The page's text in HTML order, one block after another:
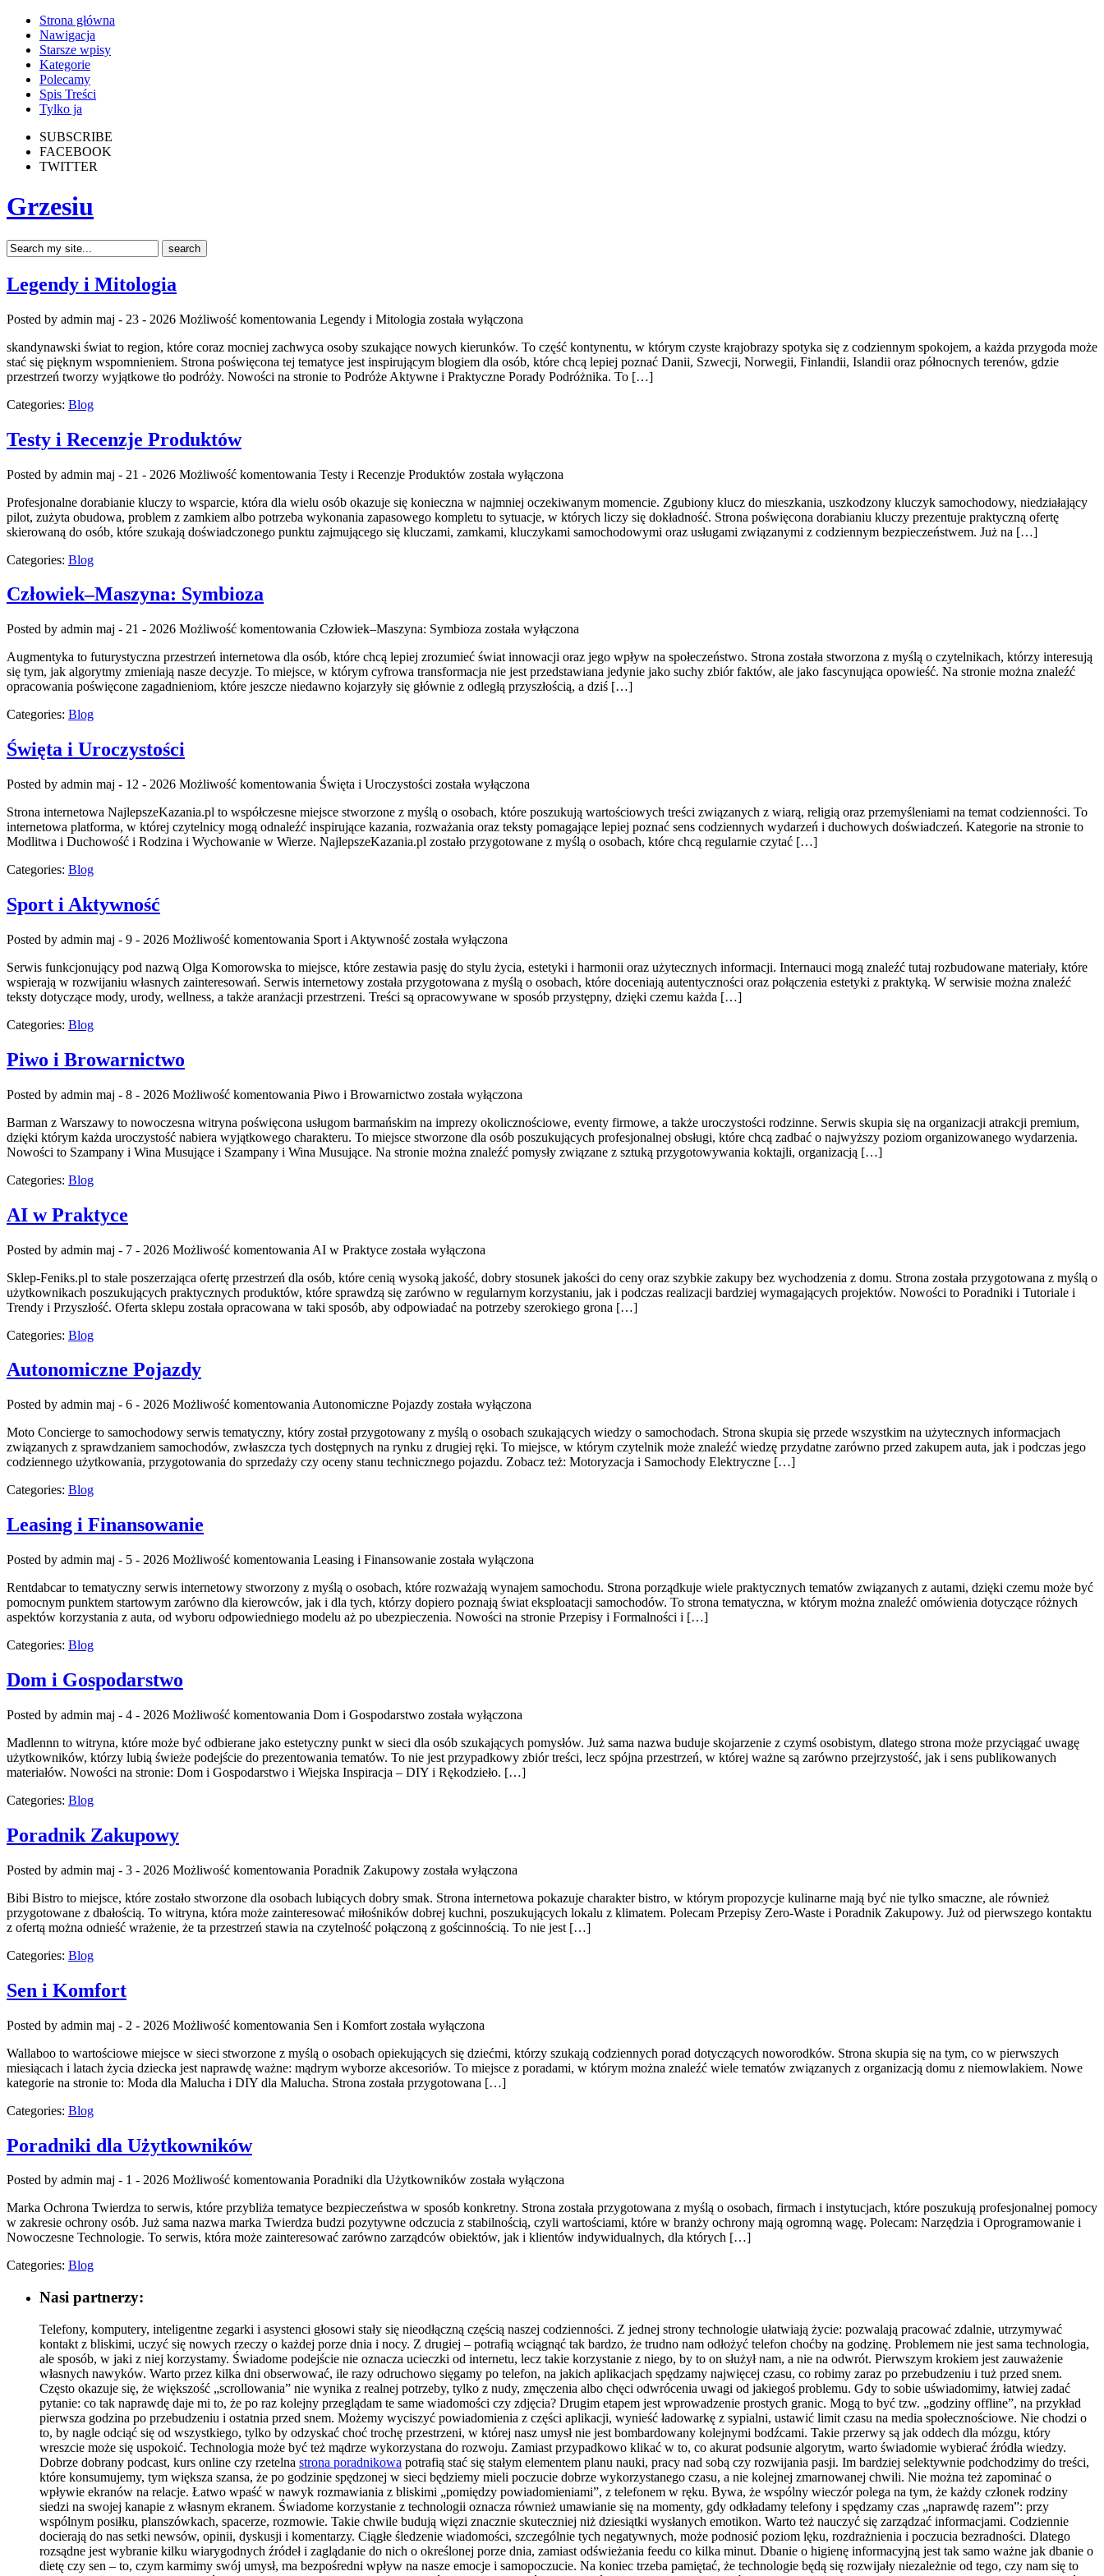
Strona główna
Nawigacja
Starsze wpisy
Kategorie
Polecamy
Spis Treści
Tylko ja
SUBSCRIBE
FACEBOOK
TWITTER
Grzesiu
Legendy i Mitologia
Posted by admin maj - 23 - 2026 Możliwość komentowania Legendy i Mitologia została wyłączona
skandynawski świat to region, które coraz mocniej zachwyca osoby szukające nowych kierunków. To część kontynentu, w którym czyste krajobrazy spotyka się z codziennym spokojem, a każda przygoda może
stać się pięknym wspomnieniem. Strona poświęcona tej tematyce jest inspirującym blogiem dla osób, które chcą lepiej poznać Danii, Szwecji, Norwegii, Finlandii, Islandii oraz północnych terenów, gdzie
przestrzeń tworzy wyjątkowe tło podróży. Nowości na stronie to Podróże Aktywne i Praktyczne Porady Podróżnika. To […]
Categories: Blog
Testy i Recenzje Produktów
Posted by admin maj - 21 - 2026 Możliwość komentowania Testy i Recenzje Produktów została wyłączona
Profesjonalne dorabianie kluczy to wsparcie, która dla wielu osób okazuje się konieczna w najmniej oczekiwanym momencie. Zgubiony klucz do mieszkania, uszkodzony kluczyk samochodowy, niedziałający
pilot, zużyta obudowa, problem z zamkiem albo potrzeba wykonania zapasowego kompletu to sytuacje, w których liczy się dokładność. Strona poświęcona dorabianiu kluczy prezentuje praktyczną ofertę
skierowaną do osób, które szukają doświadczonego punktu zajmującego się kluczami, zamkami, kluczykami samochodowymi oraz usługami związanymi z codziennym bezpieczeństwem. Już na […]
Categories: Blog
Człowiek–Maszyna: Symbioza
Posted by admin maj - 21 - 2026 Możliwość komentowania Człowiek–Maszyna: Symbioza została wyłączona
Augmentyka to futurystyczna przestrzeń internetowa dla osób, które chcą lepiej zrozumieć świat innowacji oraz jego wpływ na społeczeństwo. Strona została stworzona z myślą o czytelnikach, którzy interesują
się tym, jak algorytmy zmieniają nasze decyzje. To miejsce, w którym cyfrowa transformacja nie jest przedstawiana jedynie jako suchy zbiór faktów, ale jako fascynująca opowieść. Na stronie można znaleźć
opracowania poświęcone zagadnieniom, które jeszcze niedawno kojarzyły się głównie z odległą przyszłością, a dziś […]
Categories: Blog
Święta i Uroczystości
Posted by admin maj - 12 - 2026 Możliwość komentowania Święta i Uroczystości została wyłączona
Strona internetowa NajlepszeKazania.pl to współczesne miejsce stworzone z myślą o osobach, które poszukują wartościowych treści związanych z wiarą, religią oraz przemyśleniami na temat codzienności. To
internetowa platforma, w której czytelnicy mogą odnaleźć inspirujące kazania, rozważania oraz teksty pomagające lepiej poznać sens codziennych wydarzeń i duchowych doświadczeń. Kategorie na stronie to
Modlitwa i Duchowość i Rodzina i Wychowanie w Wierze. NajlepszeKazania.pl zostało przygotowane z myślą o osobach, które chcą regularnie czytać […]
Categories: Blog
Sport i Aktywność
Posted by admin maj - 9 - 2026 Możliwość komentowania Sport i Aktywność została wyłączona
Serwis funkcjonujący pod nazwą Olga Komorowska to miejsce, które zestawia pasję do stylu życia, estetyki i harmonii oraz użytecznych informacji. Internauci mogą znaleźć tutaj rozbudowane materiały, które
wspierają w rozwijaniu własnych zainteresowań. Serwis internetowy została przygotowana z myślą o osobach, które doceniają autentyczności oraz połączenia estetyki z praktyką. W serwisie można znaleźć
teksty dotyczące mody, urody, wellness, a także aranżacji przestrzeni. Treści są opracowywane w sposób przystępny, dzięki czemu każda […]
Categories: Blog
Piwo i Browarnictwo
Posted by admin maj - 8 - 2026 Możliwość komentowania Piwo i Browarnictwo została wyłączona
Barman z Warszawy to nowoczesna witryna poświęcona usługom barmańskim na imprezy okolicznościowe, eventy firmowe, a także uroczystości rodzinne. Serwis skupia się na organizacji atrakcji premium,
dzięki którym każda uroczystość nabiera wyjątkowego charakteru. To miejsce stworzone dla osób poszukujących profesjonalnej obsługi, które chcą zadbać o najwyższy poziom organizowanego wydarzenia.
Nowości to Szampany i Wina Musujące i Szampany i Wina Musujące. Na stronie można znaleźć pomysły związane z sztuką przygotowywania koktajli, organizacją […]
Categories: Blog
AI w Praktyce
Posted by admin maj - 7 - 2026 Możliwość komentowania AI w Praktyce została wyłączona
Sklep-Feniks.pl to stale poszerzająca ofertę przestrzeń dla osób, które cenią wysoką jakość, dobry stosunek jakości do ceny oraz szybkie zakupy bez wychodzenia z domu. Strona została przygotowana z myślą o
użytkownikach poszukujących praktycznych produktów, które sprawdzą się zarówno w regularnym korzystaniu, jak i podczas realizacji bardziej wymagających projektów. Nowości to Poradniki i Tutoriale i
Trendy i Przyszłość. Oferta sklepu została opracowana w taki sposób, aby odpowiadać na potrzeby szerokiego grona […]
Categories: Blog
Autonomiczne Pojazdy
Posted by admin maj - 6 - 2026 Możliwość komentowania Autonomiczne Pojazdy została wyłączona
Moto Concierge to samochodowy serwis tematyczny, który został przygotowany z myślą o osobach szukających wiedzy o samochodach. Strona skupia się przede wszystkim na użytecznych informacjach
związanych z sprawdzaniem samochodów, zwłaszcza tych dostępnych na rynku z drugiej ręki. To miejsce, w którym czytelnik może znaleźć wiedzę przydatne zarówno przed zakupem auta, jak i podczas jego
codziennego użytkowania, przygotowania do sprzedaży czy oceny stanu technicznego pojazdu. Zobacz też: Motoryzacja i Samochody Elektryczne […]
Categories: Blog
Leasing i Finansowanie
Posted by admin maj - 5 - 2026 Możliwość komentowania Leasing i Finansowanie została wyłączona
Rentdabcar to tematyczny serwis internetowy stworzony z myślą o osobach, które rozważają wynajem samochodu. Strona porządkuje wiele praktycznych tematów związanych z autami, dzięki czemu może być
pomocnym punktem startowym zarówno dla kierowców, jak i dla tych, którzy dopiero poznają świat eksploatacji samochodów. To strona tematyczna, w którym można znaleźć omówienia dotyczące różnych
aspektów korzystania z auta, od wyboru odpowiedniego modelu aż po ubezpieczenia. Nowości na stronie Przepisy i Formalności i […]
Categories: Blog
Dom i Gospodarstwo
Posted by admin maj - 4 - 2026 Możliwość komentowania Dom i Gospodarstwo została wyłączona
Madlennn to witryna, które może być odbierane jako estetyczny punkt w sieci dla osób szukających pomysłów. Już sama nazwa buduje skojarzenie z czymś osobistym, dlatego strona może przyciągać uwagę
użytkowników, którzy lubią świeże podejście do prezentowania tematów. To nie jest przypadkowy zbiór treści, lecz spójna przestrzeń, w której ważne są zarówno przejrzystość, jak i sens publikowanych
materiałów. Nowości na stronie: Dom i Gospodarstwo i Wiejska Inspiracja – DIY i Rękodzieło. […]
Categories: Blog
Poradnik Zakupowy
Posted by admin maj - 3 - 2026 Możliwość komentowania Poradnik Zakupowy została wyłączona
Bibi Bistro to miejsce, które zostało stworzone dla osobach lubiących dobry smak. Strona internetowa pokazuje charakter bistro, w którym propozycje kulinarne mają być nie tylko smaczne, ale również
przygotowane z dbałością. To witryna, która może zainteresować miłośników dobrej kuchni, poszukujących lokalu z klimatem. Polecam Przepisy Zero-Waste i Poradnik Zakupowy. Już od pierwszego kontaktu
z ofertą można odnieść wrażenie, że ta przestrzeń stawia na czytelność połączoną z gościnnością. To nie jest […]
Categories: Blog
Sen i Komfort
Posted by admin maj - 2 - 2026 Możliwość komentowania Sen i Komfort została wyłączona
Wallaboo to wartościowe miejsce w sieci stworzone z myślą o osobach opiekujących się dziećmi, którzy szukają codziennych porad dotyczących noworodków. Strona skupia się na tym, co w pierwszych
miesiącach i latach życia dziecka jest naprawdę ważne: mądrym wyborze akcesoriów. To miejsce z poradami, w którym można znaleźć wiele tematów związanych z organizacją domu z niemowlakiem. Nowe
kategorie na stronie to: Moda dla Malucha i DIY dla Malucha. Strona została przygotowana […]
Categories: Blog
Poradniki dla Użytkowników
Posted by admin maj - 1 - 2026 Możliwość komentowania Poradniki dla Użytkowników została wyłączona
Marka Ochrona Twierdza to serwis, które przybliża tematyce bezpieczeństwa w sposób konkretny. Strona została przygotowana z myślą o osobach, firmach i instytucjach, które poszukują profesjonalnej pomocy
w zakresie ochrony osób. Już sama nazwa marka Twierdza budzi pozytywne odczucia z stabilnością, czyli wartościami, które w branży ochrony mają ogromną wagę. Polecam: Narzędzia i Oprogramowanie i
Nowoczesne Technologie. To serwis, która może zainteresować zarówno zarządców obiektów, jak i klientów indywidualnych, dla których […]
Categories: Blog
Nasi partnerzy:
Telefony, komputery, inteligentne zegarki i asystenci głosowi stały się nieodłączną częścią naszej codzienności. Z jednej strony technologie ułatwiają życie: pozwalają pracować zdalnie, utrzymywać
kontakt z bliskimi, uczyć się nowych rzeczy o każdej porze dnia i nocy. Z drugiej – potrafią wciągnąć tak bardzo, że trudno nam odłożyć telefon choćby na godzinę. Problemem nie jest sama technologia,
ale sposób, w jaki z niej korzystamy. Świadome podejście nie oznacza ucieczki od internetu, lecz takie korzystanie z niego, by to on służył nam, a nie na odwrót. Pierwszym krokiem jest zauważenie
własnych nawyków. Warto przez kilka dni obserwować, ile razy odruchowo sięgamy po telefon, na jakich aplikacjach spędzamy najwięcej czasu, co robimy zaraz po przebudzeniu i tuż przed snem.
Często okazuje się, że większość „scrollowania” nie wynika z realnej potrzeby, tylko z nudy, zmęczenia albo chęci odwrócenia uwagi od jakiegoś problemu. Gdy to sobie uświadomimy, łatwiej zadać
pytanie: co tak naprawdę daje mi to, że po raz kolejny przeglądam te same wiadomości czy zdjęcia? Drugim etapem jest wprowadzenie prostych granic. Mogą to być tzw. „godziny offline”, na przykład
pierwsza godzina po przebudzeniu i ostatnia przed snem. Możemy wyciszyć powiadomienia z części aplikacji, wynieść ładowarkę z sypialni, ustawić limit czasu na media społecznościowe. Nie chodzi o
to, by nagle odciąć się od wszystkiego, tylko by odzyskać choć trochę przestrzeni, w której nasz umysł nie jest bombardowany kolejnymi bodźcami. Takie przerwy są jak oddech dla mózgu, który
wreszcie może się uspokoić. Technologia może być też mądrze wykorzystana do rozwoju. Zamiast przypadkowo klikać w to, co akurat podsunie algorytm, warto świadomie wybierać źródła wiedzy.
Dobrze dobrany podcast, kurs online czy rzetelna strona poradnikowa potrafią stać się stałym elementem planu nauki, pracy nad sobą czy rozwijania pasji. Im bardziej selektywnie podchodzimy do treści,
które konsumujemy, tym większa szansa, że po godzinie spędzonej w sieci będziemy mieli poczucie dobrze wykorzystanego czasu, a nie kolejnej zmarnowanej chwili. Nie można też zapominać o
wpływie ekranów na relacje. Łatwo wpaść w nawyk rozmawiania z bliskimi „pomiędzy powiadomieniami”, z telefonem w ręku. Bywa, że wspólny wieczór polega na tym, że każdy członek rodziny
siedzi na swojej kanapie z własnym ekranem. Świadome korzystanie z technologii oznacza również umawianie się na momenty, gdy odkładamy telefony i spędzamy czas „naprawdę razem”: przy
wspólnym posiłku, planszówkach, spacerze, rozmowie. Takie chwile budują więzi znacznie skuteczniej niż dziesiątki wysłanych emotikon. Warto też nauczyć się zarządzać informacjami. Codziennie
docierają do nas setki newsów, opinii, dyskusji i komentarzy. Ciągłe śledzenie wiadomości, szczególnie tych negatywnych, może podnosić poziom lęku, rozdrażnienia i poczucia bezradności. Dlatego
rozsądne jest wybranie kilku wiarygodnych źródeł i zaglądanie do nich o określonej porze dnia, zamiast odświeżania feedu co kilka minut. Dbanie o higienę informacyjną jest tak samo ważne jak dbanie o
dietę czy sen – to, czym karmimy swój umysł, ma bezpośredni wpływ na nasze emocje i samopoczucie. Na koniec trzeba pamiętać, że technologie będą się rozwijały niezależnie od tego, czy nam się to